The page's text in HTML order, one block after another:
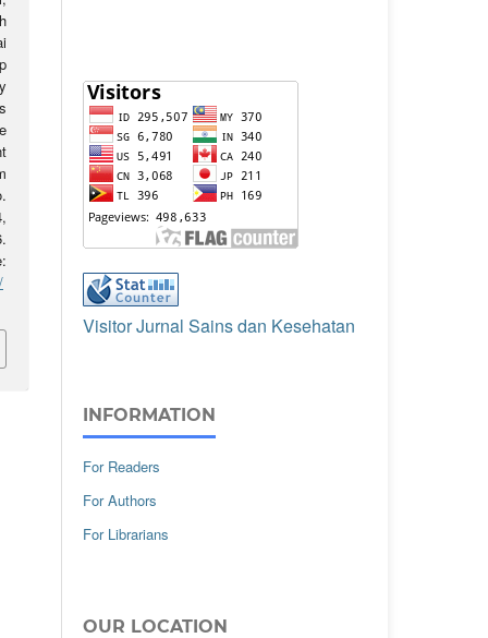
Visitor Jurnal Sains dan Kesehatan
INFORMATION
For Readers
For Authors
For Librarians
OUR LOCATION